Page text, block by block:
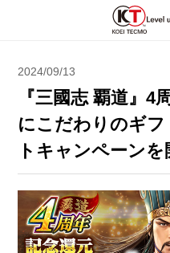
2024/09/13
『三國志 覇道』4
にこだわりのギ
トキャンペーンを